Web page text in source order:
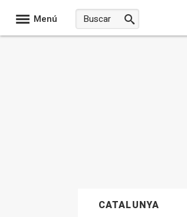
Menú
CATALUNYA